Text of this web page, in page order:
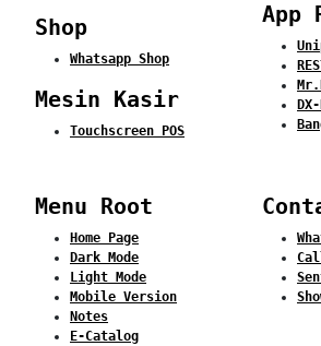
Shop
Whatsapp Shop
Mesin Kasir
Touchscreen POS
App
Menu Root
Home Page
Dark Mode
Light Mode
Mobile Version
Notes
E-Catalog